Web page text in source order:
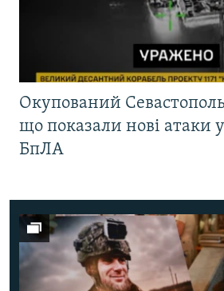
Окупований
що показали нові атаки
БпЛА